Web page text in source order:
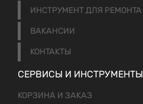
ИНСТРУМЕНТ ДЛЯ РЕМОНТА
ВАКАНСИИ
КОНТАКТЫ
СЕРВИСЫ И ИНСТРУМЕНТЫ
КОРЗИНА И ЗАКАЗ